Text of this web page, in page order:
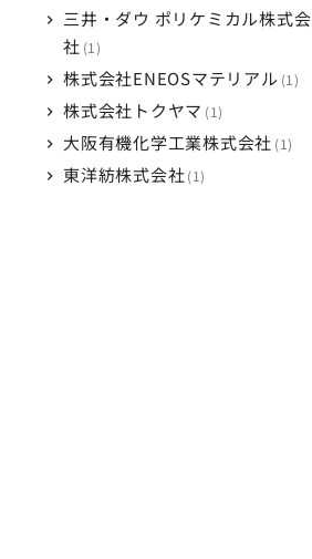
三井・ダウ ポリケミカル株式会
社 1
株式会社ENEOSマテリアル 1
株式会社トクヤマ 1
大阪有機化学工業株式会社 1
東洋紡株式会社 1